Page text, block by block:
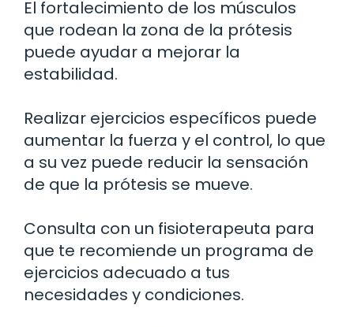
El fortalecimiento de los músculos
que rodean la zona de la prótesis
puede ayudar a mejorar la
estabilidad.
Realizar ejercicios específicos puede
aumentar la fuerza y el control, lo que
a su vez puede reducir la sensación
de que la prótesis se mueve.
Consulta con un fisioterapeuta para
que te recomiende un programa de
ejercicios adecuado a tus
necesidades y condiciones.